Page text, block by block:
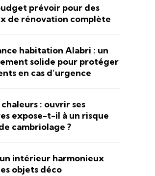
prévoir pour des
de rénovation complète
habitation Alabri : un
solide pour protéger
en cas d’urgence
: ouvrir ses
expose-t-il à un risque
cambriolage ?
intérieur harmonieux
objets déco